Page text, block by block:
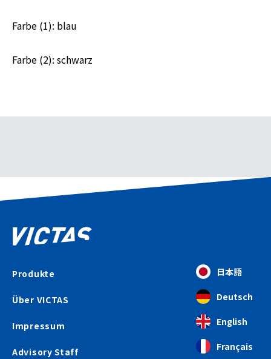
Farbe (1): blau
Farbe (2): schwarz
Produkte
Über VICTAS
Impressum
Advisory Staff
日本語
Deutsch
English
Français